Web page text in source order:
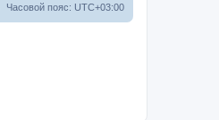
Часовой пояс: UTC+03:00